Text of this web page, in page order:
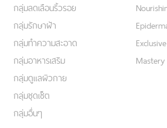
กลุ่มลดเลือนริ้วรอย
กลุ่มรักษาฝ้า
กลุ่มทำความสะอาด
กลุ่มอาหารเสริม
กลุ่มดูแลผิวกาย
กลุ่มชุดเซ็ต
กลุ่มอื่นๆ